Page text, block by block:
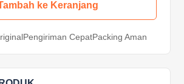
ke Keranjang
Pengiriman CepatPacking Aman